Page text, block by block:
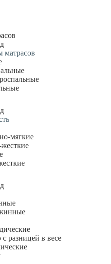
матрасов
мягкие
с разницей в весе